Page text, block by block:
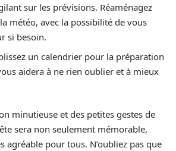
sur les prévisions. Réaménagez
météo, avec la possibilité de vous
si besoin.
un calendrier pour la préparation
aidera à ne rien oublier et à mieux
minutieuse et des petites gestes de
sera non seulement mémorable,
agréable pour tous. N’oubliez pas que